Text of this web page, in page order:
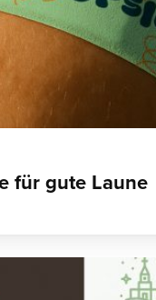
für gute Laune